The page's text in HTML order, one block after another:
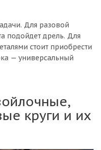
Для разовой
подойдет дрель. Для
стоит приобрести
— универсальный
круги и их